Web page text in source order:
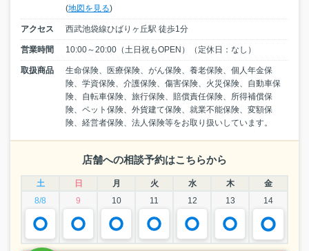
(地図を見る)
アクセス 西武池袋線ひばりヶ丘駅 徒歩1分
営業時間 10:00～20:00（土日祝もOPEN）（定休日：なし）
取扱商品
生命保険、医療保険、がん保険、養老保険、個人年金保
険、学資保険、介護保険、傷害保険、火災保険、自動車保
険、自転車保険、旅行保険、賠償責任保険、所得補償保
険、ペット保険、外貨建て保険、就業不能保険、変額保
険、経営者保険、法人保険等をお取り扱いしています。
店舗への相談予約はこちらから
土 日 月 火 水 木
金
8/8
9 10 11 12 13 14